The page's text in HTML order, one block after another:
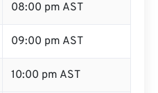
08:00 pm AST
09:00 pm AST
10:00 pm AST